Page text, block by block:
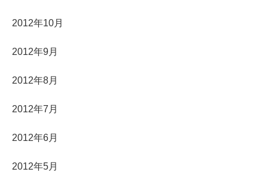
2012年10月
2012年9月
2012年8月
2012年7月
2012年6月
2012年5月